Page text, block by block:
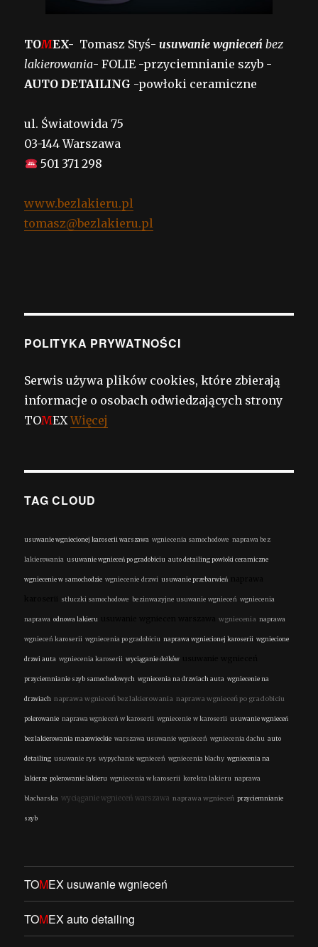
TOMEX- Tomasz Styś-usuwanie wgnieceń bez
lakierowania- FOLIE -przyciemnianie szyb -
AUTO DETAILING -powłoki ceramiczne
ul. Światowida 75
03-144 Warszawa
501 371 298
www.bezlakieru.pl
tomasz@bezlakieru.pl
POLITYKA PRYWATNOŚCI
Serwis używa plików cookies, które zbierają
informacje o osobach odwiedzających strony
TOMEXWięcej
TAG CLOUD
usuwanie wgniecionej karoserii warszawa wgniecenia samochodowe naprawa bez
lakierowania usuwanie wgnieceń po gradobiciu auto detailing powłoki ceramiczne
wgniecenie w samochodzie wgniecenie drzwi usuwanie przebarwień
stłuczki samochodowe bezinwazyjne usuwanie wgnieceń wgniecenia
naprawa odnowa lakieru wgniecenia naprawa
wgnieceń karoserii wgniecenia po gradobiciu naprawa wgniecionej karoserii wgniecione
drzwi auta wgniecenia karoserii wyciąganie dołków
przyciemnianie szyb samochodowych wgniecenia na drzwiach auta wgniecenie na
drzwiach naprawa wgnieceń bez lakierowania naprawa wgnieceń po gradobiciu
polerowanie naprawa wgnieceń w karoserii wgniecenie w karoserii usuwanie wgnieceń
bez lakierowania mazowieckie warszawa usuwanie wgnieceń wgniecenia dachu auto
detailing usuwanie rys wypychanie wgnieceń wgniecenia blachy wgniecenia na
lakierze polerowanie lakieru wgniecenia w karoserii korekta lakieru naprawa
blacharska wyciąganie wgnieceń warszawa naprawa wgnieceń przyciemnianie
szyb
TOMEX usuwanie wgnieceń
TOMEX auto detailing